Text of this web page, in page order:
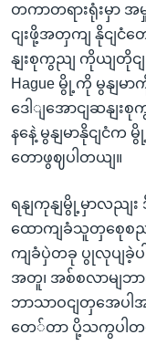
တကာတရားရုံးမှာ အ
ငျးဖို့အတှကျ နိုငျငံ
နျးစုကွညျ ကိုယျတိုငျ
Hague မွို့ကို မွနျမာ
ဒေါျအောငျဆနျ
နနေဲ့ မွနျမာနိုငျငံ
တောဖွဈပါတယျ။
ရနျကုနျမွို့မှာလညျး
ထောကျခံသူတှစေုစည
ကျခံပှဲတခု ပွုလုပျခဲ့ပ
အတူ၊ အစ်စလာမျဘာ
ဘာသာဝငျတှအေပါ
တေ်တာ ပို့သကွပါတ